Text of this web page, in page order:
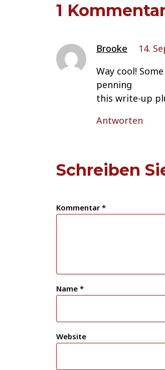
1
Brooke
14.
Way cool!
penning
this write-up
Antworten
Schreiben
Kommentar*
Name *
Website